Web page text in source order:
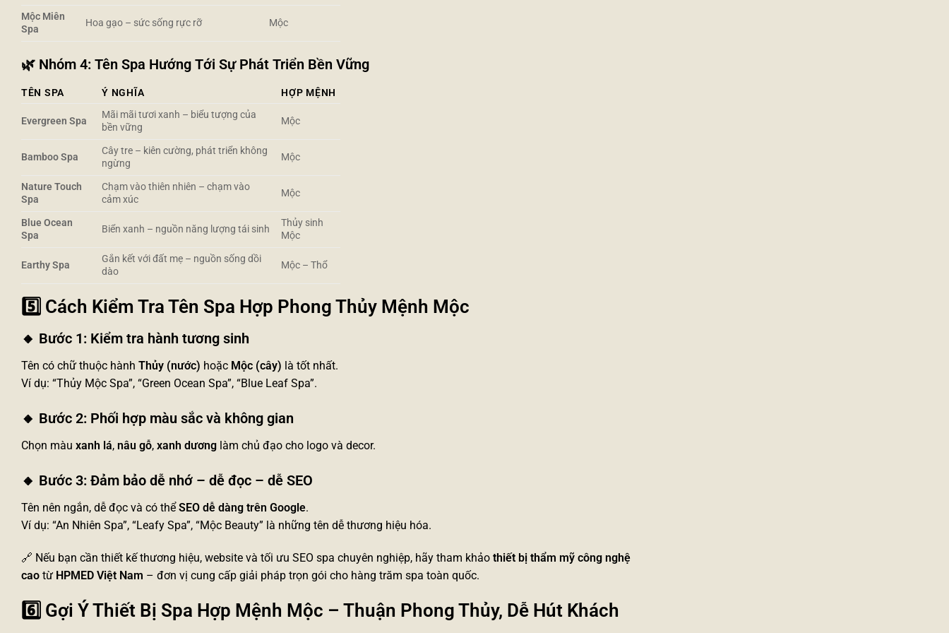
Mộc Miên
Spa
Hoa gạo – sức sống rực rỡ Mộc
🌿 Nhóm 4: Tên Spa Hướng Tới Sự Phát Triển Bền Vững
TÊN SPA Ý NGHĨA HỢP MỆNH
Evergreen Spa
Mãi mãi tươi xanh – biểu tượng của
bền vững
Mộc
Bamboo Spa
Cây tre – kiên cường, phát triển không
ngừng
Mộc
Nature Touch
Spa
Chạm vào thiên nhiên – chạm vào
cảm xúc
Mộc
Blue Ocean
Spa
Biển xanh – nguồn năng lượng tái sinh
Thủy sinh
Mộc
Earthy Spa
Gắn kết với đất mẹ – nguồn sống dồi
dào
Mộc – Thổ
5️⃣ Cách Kiểm Tra Tên Spa Hợp Phong Thủy Mệnh Mộc
🔸 Bước 1: Kiểm tra hành tương sinh
Tên có chữ thuộc hành Thủy (nước) hoặc Mộc (cây) là tốt nhất.
Ví dụ: “Thủy Mộc Spa”, “Green Ocean Spa”, “Blue Leaf Spa”.
🔸 Bước 2: Phối hợp màu sắc và không gian
Chọn màu xanh lá, nâu gỗ, xanh dương làm chủ đạo cho logo và decor.
🔸 Bước 3: Đảm bảo dễ nhớ – dễ đọc – dễ SEO
Tên nên ngắn, dễ đọc và có thểSEO dễ dàng trên Google.
Ví dụ: “An Nhiên Spa”, “Leafy Spa”, “Mộc Beauty” là những tên dễ thương hiệu hóa.
🔗 Nếu bạn cần thiết kế thương hiệu, website và tối ưu SEO spa chuyên nghiệp, hãy tham khảo thiết bị thẩm mỹ công nghệ
cao từ HPMED Việt Nam – đơn vị cung cấp giải pháp trọn gói cho hàng trăm spa toàn quốc.
6️⃣ Gợi Ý Thiết Bị Spa Hợp Mệnh Mộc – Thuận Phong Thủy, Dễ Hút Khách